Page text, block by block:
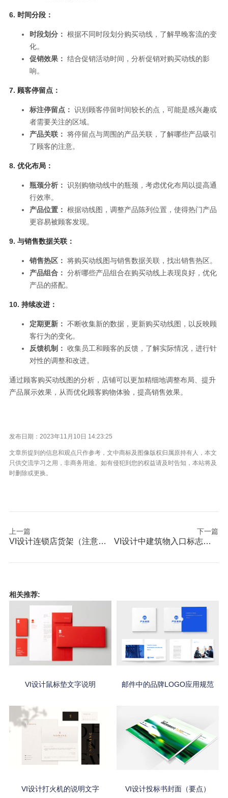
6. 时间分段：
时段划分： 根据不同时段划分购买动线，了解早晚客流的变
化。
促销效果： 结合促销活动时间，分析促销对购买动线的影
响。
7. 顾客停留点：
标注停留点： 识别顾客停留时间较长的点，可能是感兴趣或
者需要关注的区域。
产品关联： 将停留点与周围的产品关联，了解哪些产品吸引
了顾客的注意。
8. 优化布局：
瓶颈分析： 识别购物动线中的瓶颈，考虑优化布局以提高通
行效率。
产品位置： 根据动线图，调整产品陈列位置，使得热门产品
更容易被顾客发现。
9. 与销售数据关联：
销售热区： 将购买动线图与销售数据关联，找出销售热区。
产品组合： 分析哪些产品组合在购买动线上表现良好，优化
产品的搭配。
10. 持续改进：
定期更新： 不断收集新的数据，更新购买动线图，以反映顾
客行为的变化。
反馈机制： 收集员工和顾客的反馈，了解实际情况，进行针
对性的调整和改进。
通过顾客购买动线图的分析，店铺可以更加精细地调整布局、提升
产品展示效果，从而优化顾客购物体验，提高销售效果。
发布日期：2023年11月10日 14:23:25
文章所提到的信息和观点只作参考，文中商标及图像版权归属原持有人，本文
只供交流学习之用，非商务用途。如有侵犯到您的权益请及时告知，本站将及
时删除或更换。
上一篇
VI设计连锁店货架（注意事项）
下一篇
VI设计中建筑物入口标志描述
相关推荐:
VI设计鼠标垫文字说明 邮件中的品牌LOGO应用规范
VI设计打火机的说明文字 VI设计投标书封面（要点）